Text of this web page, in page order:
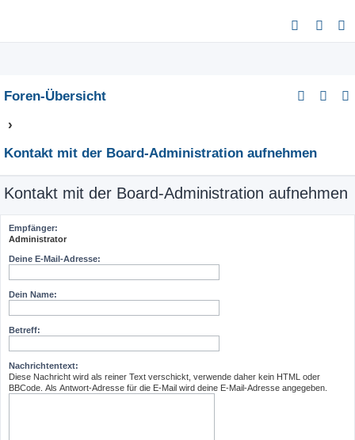
u
e
Foren-Übersicht
Kontakt mit der Board-Administration aufnehmen
Kontakt mit der Board-Administration aufnehmen
Empfänger:
Administrator
Deine E-Mail-Adresse:
Dein Name:
Betreff:
Nachrichtentext:
Diese Nachricht wird als reiner Text verschickt, verwende daher kein HTML oder
BBCode. Als Antwort-Adresse für die E-Mail wird deine E-Mail-Adresse angegeben.